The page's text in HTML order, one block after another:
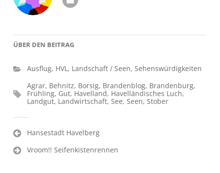
ÜBER DEN BEITRAG
Ausflug, HVL , Landschaft / Seen, Sehenswürdigkeiten
Agrar, Behnitz, Borsig, Brandenblog, Brandenburg,
Frühling, Gut, Havelland, Havelländisches Luch,
Landgut, Landwirtschaft, See, Seen, Stober
Beitragsnavigation
Hansestadt Havelberg
Vroom!! Seifenkistenrennen